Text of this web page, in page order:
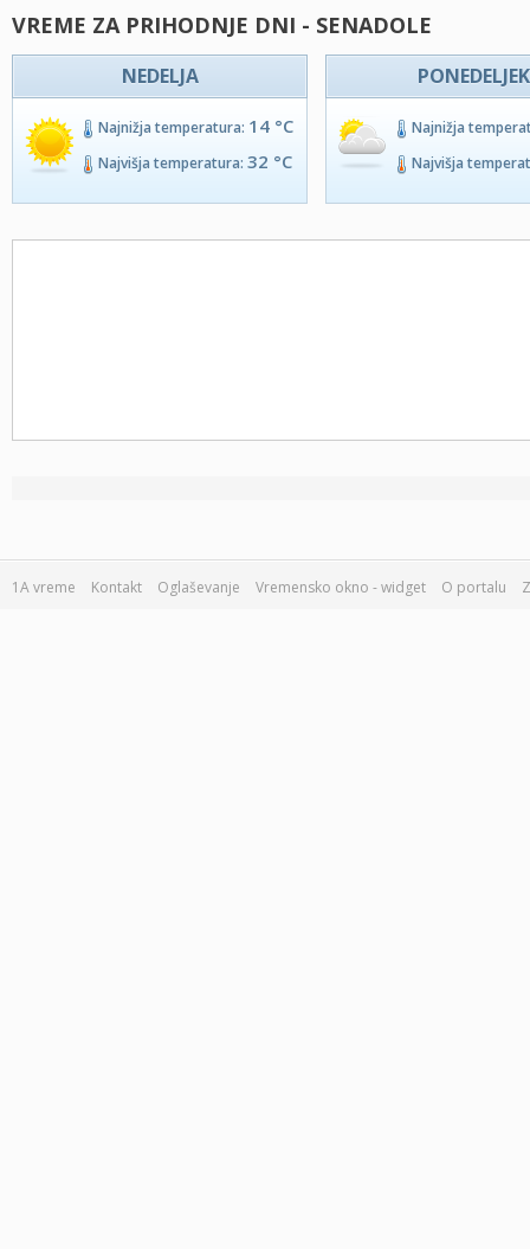
VREME ZA PRIHODNJE DNI - SENADOLE
NEDELJA
Najnižja temperatura: 14 °C
Najvišja temperatura: 32 °C
PONEDELJEK
Najnižja
Najvišja
1A vreme Kontakt Oglaševanje Vremensko okno - widget O portalu